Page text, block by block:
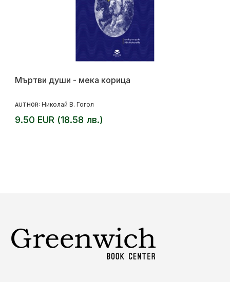
Мъртви души - мека корица
AUTHOR: Николай В. Гогол
9.50 EUR (18.58 лв.)